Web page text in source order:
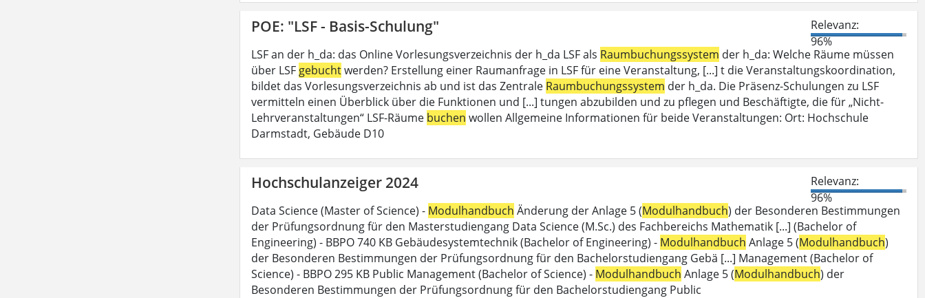
POE: "LSF - Basis-Schulung"
Relevanz:
96%
LSF an der h_da: das Online Vorlesungsverzeichnis der h_da LSF als Raumbuchungssystem der h_da: Welche Räume müssen
über LSF gebuchtwerden? Erstellung einer Raumanfrage in LSF für eine Veranstaltung, [...] t die Veranstaltungskoordination,
bildet das Vorlesungsverzeichnis ab und ist das Zentrale Raumbuchungssystem der h_da. Die Präsenz-Schulungen zu LSF
vermitteln einen Überblick über die Funktionen und [...] tungen abzubilden und zu pflegen und Beschäftigte, die für „Nicht-
Lehrveranstaltungen“ LSF-Räume buchen wollen Allgemeine Informationen für beide Veranstaltungen: Ort: Hochschule
Darmstadt, Gebäude D10
Hochschulanzeiger 2024
Relevanz:
96%
Data Science (Master of Science) - Modulhandbuch Änderung der Anlage 5 (Modulhandbuch) der Besonderen Bestimmungen
der Prüfungsordnung für den Masterstudiengang Data Science (M.Sc.) des Fachbereichs Mathematik [...] (Bachelor of
Engineering) - BBPO 740 KB Gebäudesystemtechnik (Bachelor of Engineering) - Modulhandbuch Anlage 5 (Modulhandbuch)
der Besonderen Bestimmungen der Prüfungsordnung für den Bachelorstudiengang Gebä [...] Management (Bachelor of
Science) - BBPO 295 KB Public Management (Bachelor of Science) - Modulhandbuch Anlage 5 (Modulhandbuch) der
Besonderen Bestimmungen der Prüfungsordnung für den Bachelorstudiengang Public